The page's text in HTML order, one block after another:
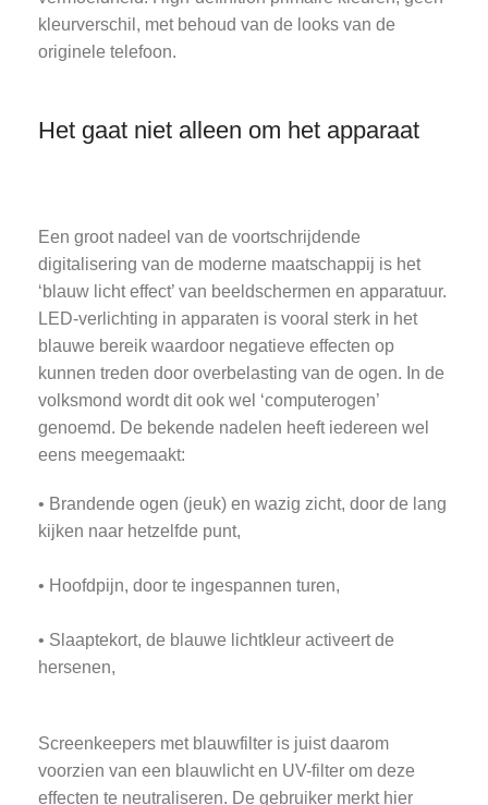
kleurverschil, met behoud van de looks van de
originele telefoon.
Het gaat niet alleen om het apparaat
Een groot nadeel van de voortschrijdende
digitalisering van de moderne maatschappij is het
‘blauw licht effect’ van beeldschermen en apparatuur.
LED-verlichting in apparaten is vooral sterk in het
blauwe bereik waardoor negatieve effecten op
kunnen treden door overbelasting van de ogen. In de
volksmond wordt dit ook wel ‘computerogen’
genoemd. De bekende nadelen heeft iedereen wel
eens meegemaakt:
• Brandende ogen (jeuk) en wazig zicht, door de lang
kijken naar hetzelfde punt,
• Hoofdpijn, door te ingespannen turen,
• Slaaptekort, de blauwe lichtkleur activeert de
hersenen,
Screenkeepers met blauwfilter is juist daarom
voorzien van een blauwlicht en UV-filter om deze
effecten te neutraliseren. De gebruiker merkt hier